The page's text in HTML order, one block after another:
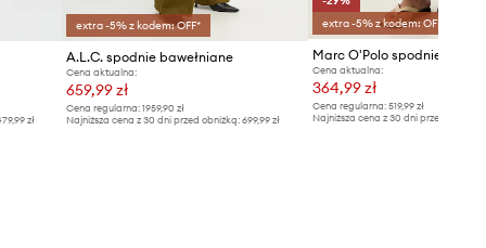
zł
extra -5% z kodem: OFF*
A.L.C. spodnie bawełniane
Cena aktualna:
659,99 zł
Cena regularna:1959,90 zł
Najniższa cena z 30 dni przed obniżką:699,99 zł
extra -5% z kodem: OFF*
Cena aktualna:
364,99 zł
Cena regularna: 519,99 zł
Najniższa cena z 30 dni przed obniżką: